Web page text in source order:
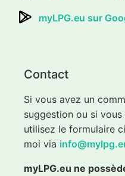
myLPG.eu sur
Contact
Si vous avez un
suggestion ou si
utilisez le formulaire
moi via
myLPG.eu ne